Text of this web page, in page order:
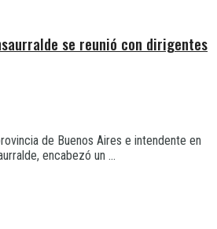
se reunió con dirigentes
de Buenos Aires e intendente en
encabezó un ...